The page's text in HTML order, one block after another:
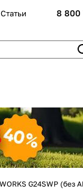
Статьи 8 800
G24SWP (без